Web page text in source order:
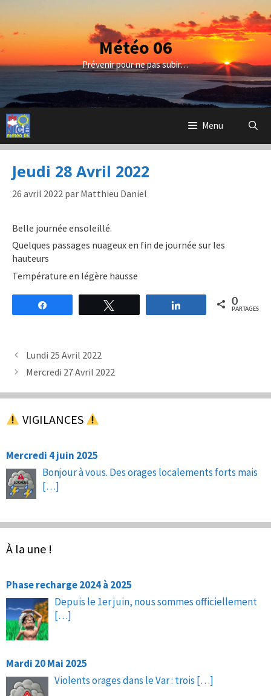
contenu
Météo 06
Prévenir pour ne pas subir…
Menu
Jeudi 28 Avril 2022
26 avril 2022 par Matthieu Daniel
Belle journée ensoleillé.
Quelques passages nuageux en fin de journée sur les
hauteurs
Température en légère hausse
Partagez 0
PARTAGES
Lundi 25 Avril 2022
Mercredi 27 Avril 2022
VIGILANCES
Mercredi 4 juin 2025
Bonjour à vous. Des orages localements forts mais
[…]
À la une !
Phase recharge 2024 à 2025
Depuis le 1er juin, nous sommes officiellement
[…]
Mardi 20 Mai 2025
Violents orages dans le Var : trois […]